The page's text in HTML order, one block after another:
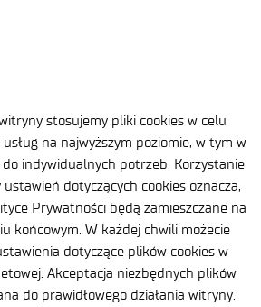
stosujemy pliki cookies w celu
na najwyższym poziomie, w tym w
indywidualnych potrzeb. Korzystanie
dotyczących cookies oznacza,
Prywatności będą zamieszczane na
końcowym. W każdej chwili możecie
dotyczące plików cookies w
Akceptacja niezbędnych plików
do prawidłowego działania witryny.